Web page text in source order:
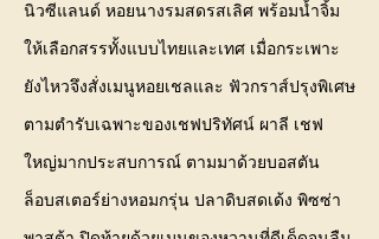
นิวซีแลนด์ หอยนางรมสดรสเลิศ พร้อมน้ำจิ้ม
ให้เลือกสรรทั้งแบบไทยและเทศ เมื่อกระเพาะ
ยังไหวจึงสั่งเมนูหอยเชลและ ฟัวกราส์ปรุงพิเศษ
ตามตำรับเฉพาะของเชฟปริทัศน์ ผาลี เชฟ
ใหญ่มากประสบการณ์ ตามมาด้วยบอสตัน
ล็อบสเตอร์ย่างหอมกรุ่น ปลาดิบสดเด้ง พิซซ่า